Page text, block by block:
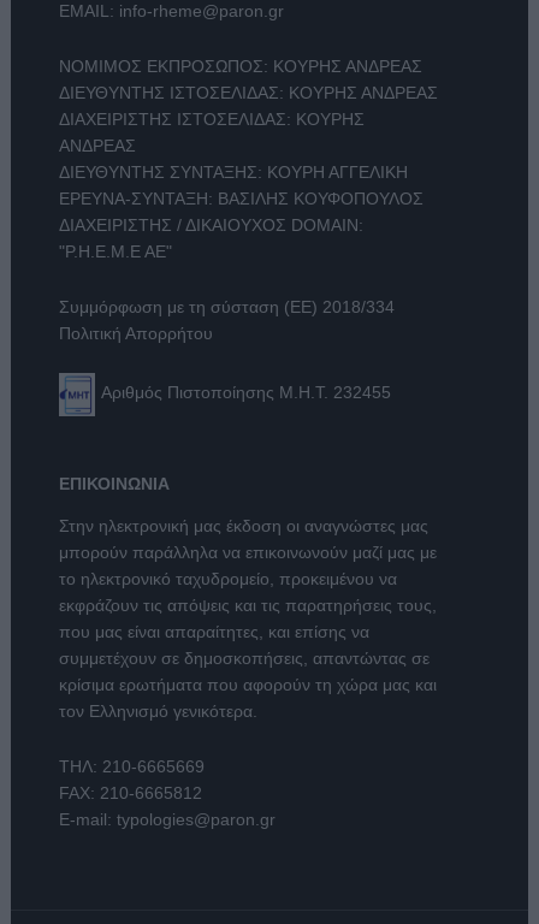
EMAIL: info-rheme@paron.gr
ΝΟΜΙΜΟΣ ΕΚΠΡΟΣΩΠΟΣ: ΚΟΥΡΗΣ ΑΝΔΡΕΑΣ
ΔΙΕΥΘΥΝΤΗΣ ΙΣΤΟΣΕΛΙΔΑΣ: ΚΟΥΡΗΣ ΑΝΔΡΕΑΣ
ΔΙΑΧΕΙΡΙΣΤΗΣ ΙΣΤΟΣΕΛΙΔΑΣ: ΚΟΥΡΗΣ
ΑΝΔΡΕΑΣ
ΔΙΕΥΘΥΝΤΗΣ ΣΥΝΤΑΞΗΣ: ΚΟΥΡΗ ΑΓΓΕΛΙΚΗ
ΕΡΕΥΝΑ-ΣΥΝΤΑΞΗ: ΒΑΣΙΛΗΣ ΚΟΥΦΟΠΟΥΛΟΣ
ΔΙΑΧΕΙΡΙΣΤΗΣ / ΔΙΚΑΙΟΥΧΟΣ DOMAIN:
"Ρ.Η.Ε.Μ.Ε ΑΕ"
Συμμόρφωση με τη σύσταση (ΕΕ) 2018/334
Πολιτική Απορρήτου
Αριθμός Πιστοποίησης Μ.Η.Τ. 232455
ΕΠΙΚΟΙΝΩΝΙΑ
Στην ηλεκτρονική μας έκδοση οι αναγνώστες μας
μπορούν παράλληλα να επικοινωνούν μαζί μας με
το ηλεκτρονικό ταχυδρομείο, προκειμένου να
εκφράζουν τις απόψεις και τις παρατηρήσεις τους,
που μας είναι απαραίτητες, και επίσης να
συμμετέχουν σε δημοσκοπήσεις, απαντώντας σε
κρίσιμα ερωτήματα που αφορούν τη χώρα μας και
τον Ελληνισμό γενικότερα.
ΤΗΛ: 210-6665669
FAX: 210-6665812
E-mail: typologies@paron.gr